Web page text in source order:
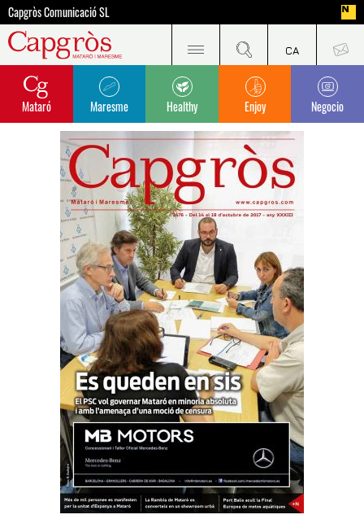
Capgròs Comunicació SL
Mataró Maresme Healthy Enjoy Negocio